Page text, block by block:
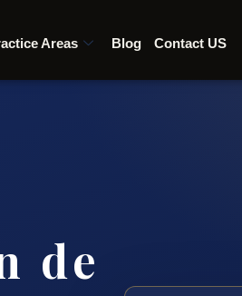
Areas Blog Contact US
de